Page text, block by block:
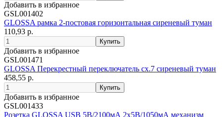
Добавить в избранное
GSL001402
GLOSSA рамка 2-постовая горизонтальная сиреневый туман
110,93 р.
Добавить в избранное
GSL001471
GLOSSA Перекрестный переключатель сх.7 сиреневый туман
458,55 р.
Добавить в избранное
GSL001433
Розетка GLOSSA USB 5В/2100мА 2х5В/1050мА механизм